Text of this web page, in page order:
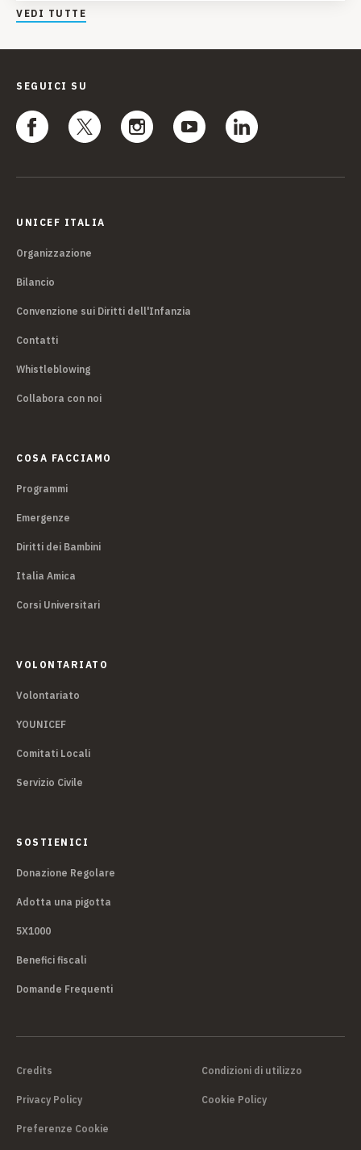
VEDI TUTTE
SEGUICI SU
UNICEF ITALIA
Organizzazione
Bilancio
Convenzione sui Diritti dell'Infanzia
Contatti
Whistleblowing
Collabora con noi
COSA FACCIAMO
Programmi
Emergenze
Diritti dei Bambini
Italia Amica
Corsi Universitari
VOLONTARIATO
Volontariato
YOUNICEF
Comitati Locali
Servizio Civile
SOSTIENICI
Donazione Regolare
Adotta una pigotta
5X1000
Benefici fiscali
Domande Frequenti
Credits Condizioni di utilizzo
Privacy Policy Cookie Policy
Preferenze Cookie